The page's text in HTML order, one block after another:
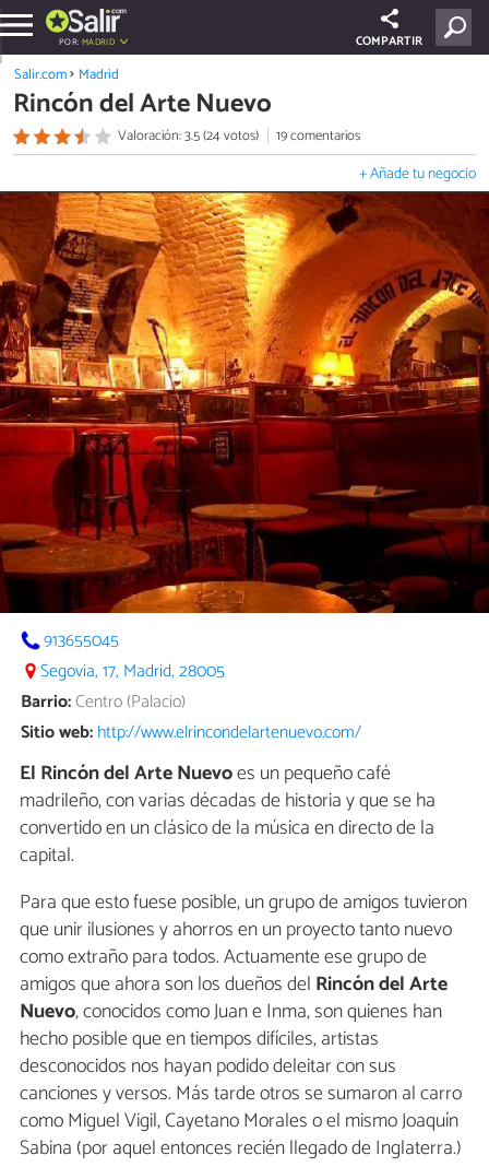
POR: MADRID COMPARTIR
Salir.com Madrid
Rincón del Arte Nuevo
Valoración: 3.5 (24 votos) 19 comentarios
+ Añade tu negocio
913655045
Segovia, 17, Madrid, 28005
Barrio:Centro (Palacio)
Sitio web:http://www.elrincondelartenuevo.com/
El Rincón del Arte Nuevoes un pequeño café
madrileño, con varias décadas de historia y que se ha
convertido en un clásico de la música en directo de la
capital.
Para que esto fuese posible, un grupo de amigos tuvieron
que unir ilusiones y ahorros en un proyecto tanto nuevo
como extraño para todos. Actuamente ese grupo de
amigos que ahora son los dueños del Rincón del Arte
Nuevo, conocidos como Juan e Inma, son quienes han
hecho posible que en tiempos difíciles, artistas
desconocidos nos hayan podido deleitar con sus
canciones y versos. Más tarde otros se sumaron al carro
como Miguel Vigil, Cayetano Morales o el mismo Joaquín
Sabina (por aquel entonces recién llegado de Inglaterra.)